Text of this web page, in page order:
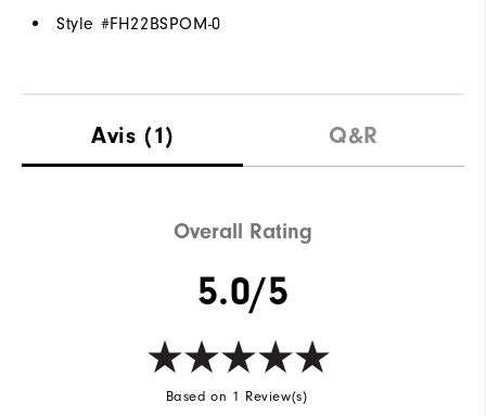
Style #FH22BSPOM-0
Avis (1) Q&R
Overall Rating
5.0/5
Based on 1 Review(s)